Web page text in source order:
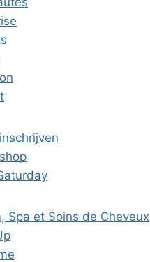
Spa et Soins de Cheveux